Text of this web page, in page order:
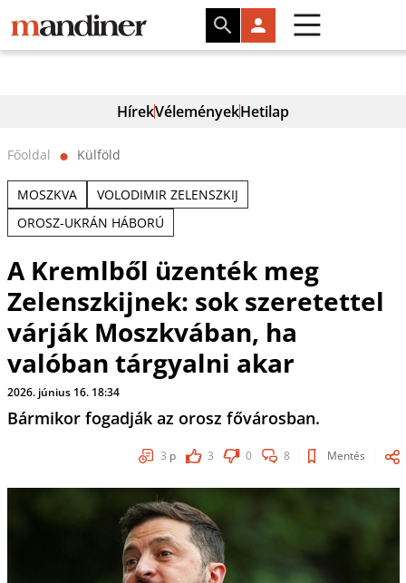
HírekVéleményekHetilap
Főoldal ⬤ Külföld
MOSZKVA
VOLODIMIR ZELENSZKIJ
OROSZ-UKRÁN HÁBORÚ
A Kremlből üzenték meg
Zelenszkijnek: sok szeretettel
várják Moszkvában, ha
valóban tárgyalni akar
2026. június 16. 18:34
Bármikor fogadják az orosz fővárosban.
3 p 3 0 8 Mentés